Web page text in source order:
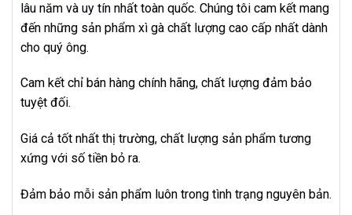
lâu năm và uy tín nhất toàn quốc. Chúng tôi cam kết mang
đến những sản phẩm xì gà chất lượng cao cấp nhất dành
cho quý ông.
Cam kết chỉ bán hàng chính hãng, chất lượng đảm bảo
tuyệt đối.
Giá cả tốt nhất thị trường, chất lượng sản phẩm tương
xứng với số tiền bỏ ra.
Đảm bảo mỗi sản phẩm luôn trong tình trạng nguyên bản.